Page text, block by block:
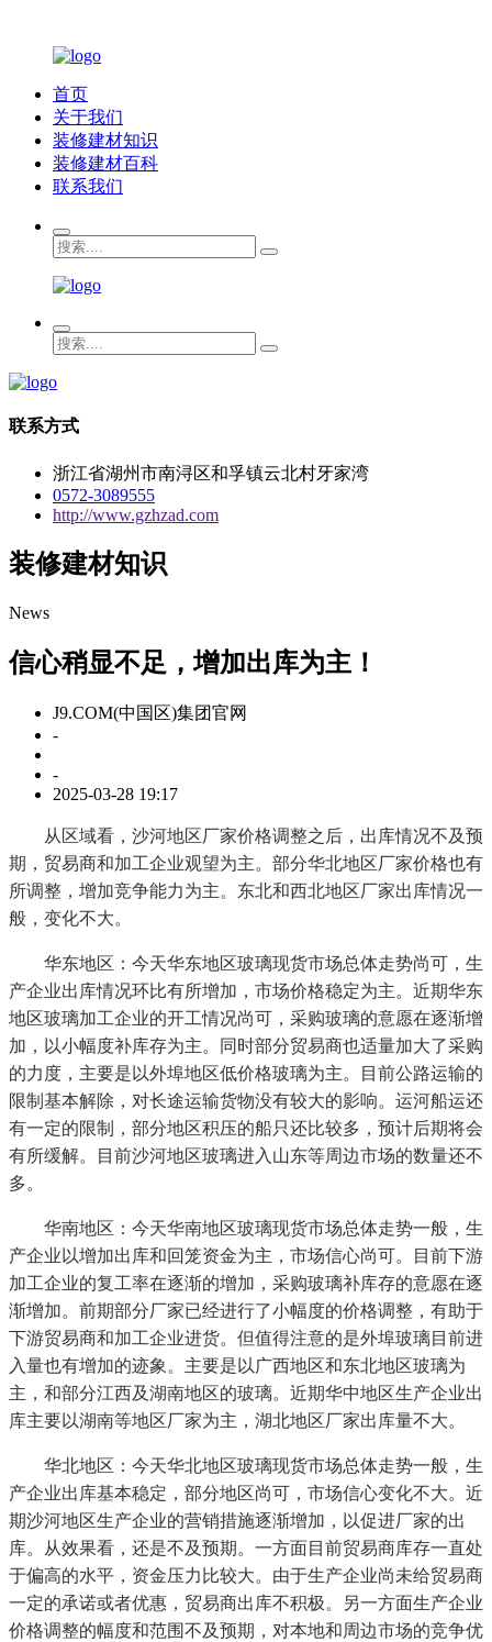
首页
关于我们
装修建材知识
装修建材百科
联系我们
联系方式
浙江省湖州市南浔区和孚镇云北村牙家湾
0572-3089555
http://www.gzhzad.com
装修建材知识
News
信心稍显不足，增加出库为主！
J9.COM(中国区)集团官网
-
-
2025-03-28 19:17
从区域看，沙河地区厂家价格调整之后，出库情况不及预
期，贸易商和加工企业观望为主。部分华北地区厂家价格也有
所调整，增加竞争能力为主。东北和西北地区厂家出库情况一
般，变化不大。
华东地区：今天华东地区玻璃现货市场总体走势尚可，生
产企业出库情况环比有所增加，市场价格稳定为主。近期华东
地区玻璃加工企业的开工情况尚可，采购玻璃的意愿在逐渐增
加，以小幅度补库存为主。同时部分贸易商也适量加大了采购
的力度，主要是以外埠地区低价格玻璃为主。目前公路运输的
限制基本解除，对长途运输货物没有较大的影响。运河船运还
有一定的限制，部分地区积压的船只还比较多，预计后期将会
有所缓解。目前沙河地区玻璃进入山东等周边市场的数量还不
多。
华南地区：今天华南地区玻璃现货市场总体走势一般，生
产企业以增加出库和回笼资金为主，市场信心尚可。目前下游
加工企业的复工率在逐渐的增加，采购玻璃补库存的意愿在逐
渐增加。前期部分厂家已经进行了小幅度的价格调整，有助于
下游贸易商和加工企业进货。但值得注意的是外埠玻璃目前进
入量也有增加的迹象。主要是以广西地区和东北地区玻璃为
主，和部分江西及湖南地区的玻璃。近期华中地区生产企业出
库主要以湖南等地区厂家为主，湖北地区厂家出库量不大。
华北地区：今天华北地区玻璃现货市场总体走势一般，生
产企业出库基本稳定，部分地区尚可，市场信心变化不大。近
期沙河地区生产企业的营销措施逐渐增加，以促进厂家的出
库。从效果看，还是不及预期。一方面目前贸易商库存一直处
于偏高的水平，资金压力比较大。由于生产企业尚未给贸易商
一定的承诺或者优惠，贸易商出库不积极。另一方面生产企业
价格调整的幅度和范围不及预期，对本地和周边市场的竞争优